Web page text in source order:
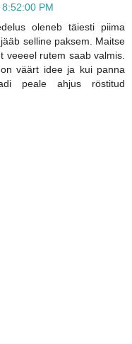
PM
oleneb täiesti piima
selline paksem. Maitse
veeeel rutem saab valmis.
väärt idee ja kui panna
peale ahjus röstitud